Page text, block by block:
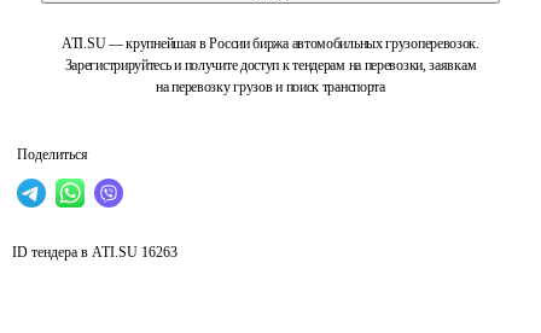
ATI.SU — крупнейшая в России биржа автомобильных грузоперевозок.
Зарегистрируйтесь и получите доступ к тендерам на перевозки, заявкам
на перевозку грузов и поиск транспорта
Поделиться
ID тендера в ATI.SU 16263